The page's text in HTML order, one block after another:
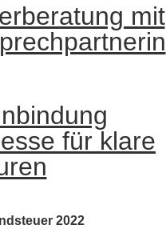
mit
für klare
2022